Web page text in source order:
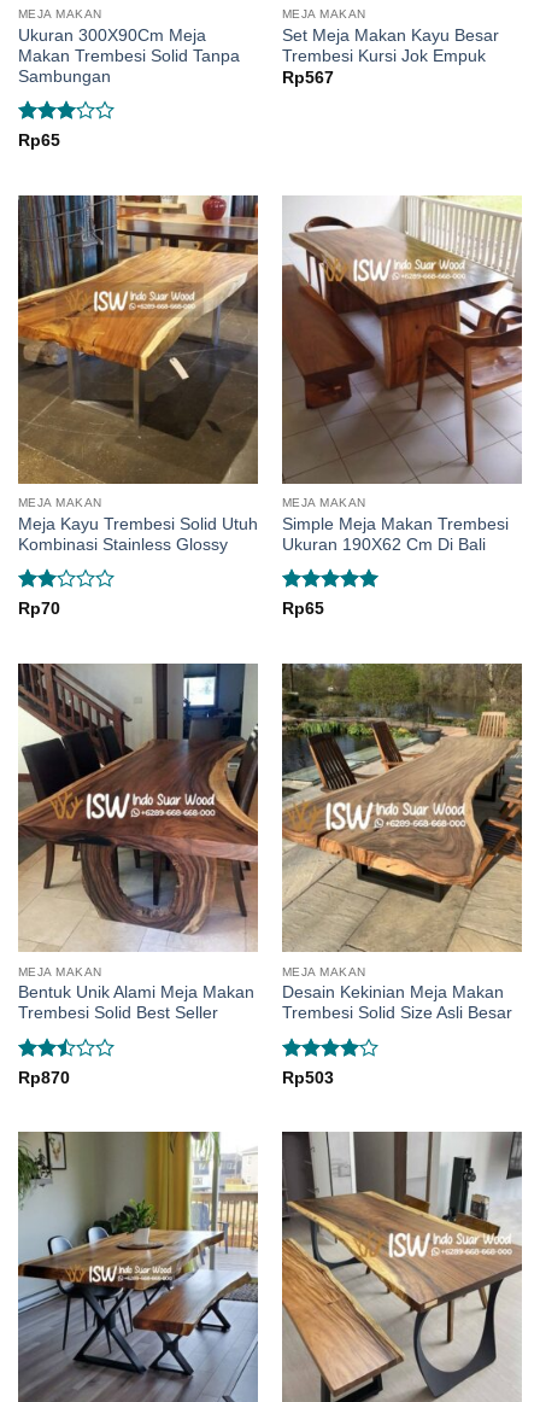
MEJA MAKAN
Ukuran 300X90Cm Meja
Makan Trembesi Solid Tanpa
Sambungan
Rated
Rp65
MEJA MAKAN
Set Meja Makan Kayu Besar
Trembesi Kursi Jok Empuk
Rp567
MEJA MAKAN
Meja Kayu Trembesi Solid Utuh
Kombinasi Stainless Glossy
Rated
of 5
Rp70
MEJA MAKAN
Simple Meja Makan Trembesi
Ukuran 190X62 Cm Di Bali
Rated
Rp65
MEJA MAKAN
Bentuk Unik Alami Meja Makan
Trembesi Solid Best Seller
Rated
of 5
Rp870
MEJA MAKAN
Desain Kekinian Meja Makan
Trembesi Solid Size Asli Besar
Rated
Rp503